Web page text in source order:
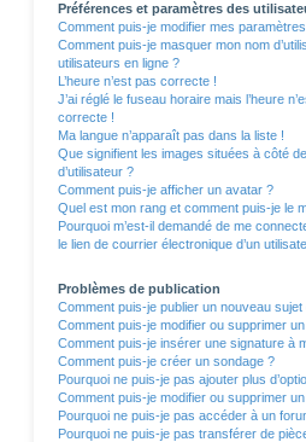
Préférences et paramètres des
Comment puis-je modifier mes
Comment puis-je masquer mon nom
utilisateurs en ligne ?
L’heure n’est pas correcte !
J’ai réglé le fuseau horaire mais l’heure
correcte !
Ma langue n’apparaît pas dans la liste !
Que signifient les images situées à côté
d’utilisateur ?
Comment puis-je afficher un avatar ?
Quel est mon rang et comment puis-je le
Pourquoi m’est-il demandé de me
le lien de courrier électronique d’un
Problèmes de publication
Comment puis-je publier un nouveau
Comment puis-je modifier ou supprimer
Comment puis-je insérer une signature à
Comment puis-je créer un sondage ?
Pourquoi ne puis-je pas ajouter plus
Comment puis-je modifier ou supprimer
Pourquoi ne puis-je pas accéder à un
Pourquoi ne puis-je pas transférer de